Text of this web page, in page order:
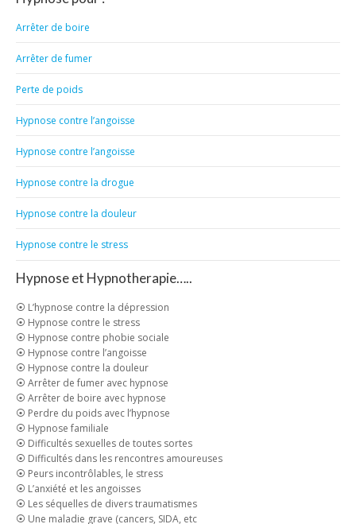
Arrêter de boire
Arrêter de fumer
Perte de poids
Hypnose contre l’angoisse
Hypnose contre l’angoisse
Hypnose contre la drogue
Hypnose contre la douleur
Hypnose contre le stress
Hypnose et Hypnotherapie…..
⦿ L’hypnose contre la dépression
⦿ Hypnose contre le stress
⦿ Hypnose contre phobie sociale
⦿ Hypnose contre l’angoisse
⦿ Hypnose contre la douleur
⦿ Arrêter de fumer avec hypnose
⦿ Arrêter de boire avec hypnose
⦿ Perdre du poids avec l’hypnose
⦿ Hypnose familiale
⦿ Difficultés sexuelles de toutes sortes
⦿ Difficultés dans les rencontres amoureuses
⦿ Peurs incontrôlables, le stress
⦿ L’anxiété et les angoisses
⦿ Les séquelles de divers traumatismes
⦿ Une maladie grave (cancers, SIDA, etc